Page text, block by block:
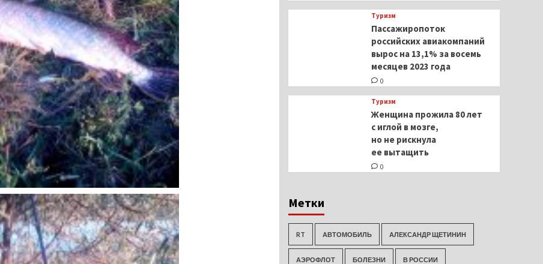
Туризм
Пассажиропоток
российских авиакомпаний
вырос на 13,1% за восемь
месяцев 2023 года
0
Туризм
Женщина прожила 80 лет
с иглой в мозге,
но не рискнула
ее вытащить
0
Метки
RT АВТОМОБИЛЬ АЛЕКСАНДР ЩЕТИНИН
АЭРОФЛОТ БОЛЕЗНИ В РОССИИ